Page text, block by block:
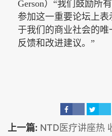
Gerson）“我们鼓励所
参加这一重要论坛上
于我们的商业社会的
反馈和改进建议。”
上一篇: NTD医疗讲座热